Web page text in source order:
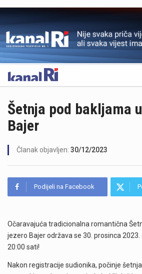
OGLAS
Šetnja pod bakljama
Bajer
Članak objavljen: 30/12/2023
Podijeli na Facebook
Očaravajuća tradicionalna romantična
jezero Bajer održava se 30. prosinca 2023.
20:00 sati!
Nakon registracije sudionika, počinje